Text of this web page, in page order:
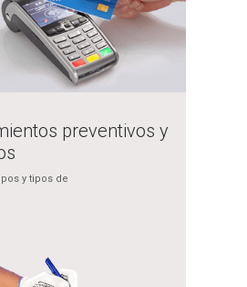
preventivos y
y tipos de